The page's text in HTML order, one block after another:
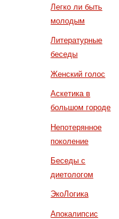
Легко ли быть
молодым
Литературные
беседы
Женский голос
Аскетика в
большом городе
Непотерянное
поколение
Беседы с
диетологом
ЭкоЛогика
Апокалипсис